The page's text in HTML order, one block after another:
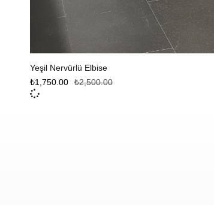
Yeşil Nervürlü Elbise
₺2,500.00
₺1,750.00